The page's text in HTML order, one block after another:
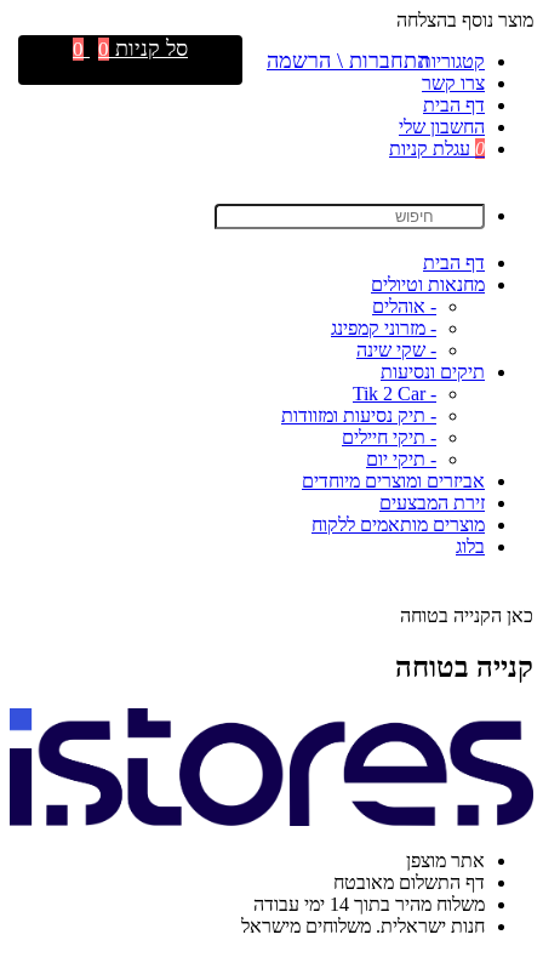
מוצר נוסף בהצלחה
קטגוריות
צרו קשר
דף הבית
החשבון שלי
0 עגלת קניות
דף הבית
מחנאות וטיולים
- אוהלים
- מזרוני קמפינג
- שקי שינה
תיקים ונסיעות
- Tik 2 Car
- תיק נסיעות ומזוודות
- תיקי חיילים
- תיקי יום
אביזרים ומוצרים מיוחדים
זירת המבצעים
מוצרים מותאמים ללקוח
בלוג
כאן הקנייה בטוחה
קנייה בטוחה
אתר מוצפן
דף התשלום מאובטח
משלוח מהיר בתוך 14 ימי עבודה
חנות ישראלית. משלוחים מישראל
התחברות \ הרשמה סל קניות 0
0